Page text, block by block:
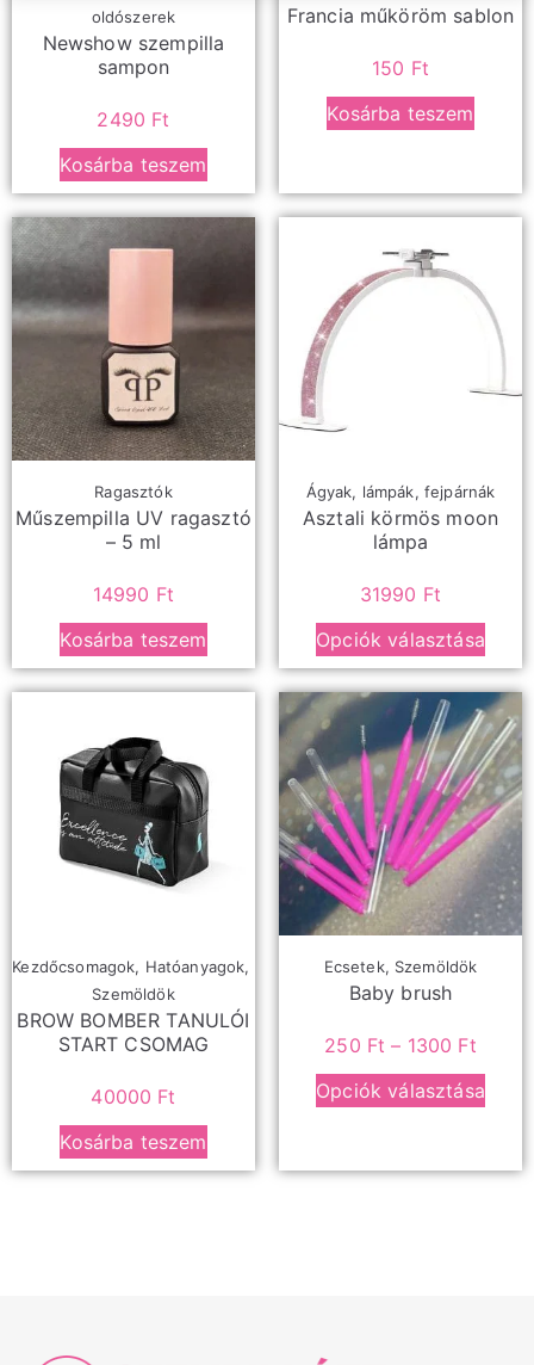
oldószerek
Newshow szempilla
sampon
2490 Ft
Kosárba teszem
Francia műköröm sablon
150 Ft
Kosárba teszem
Ragasztók
Műszempilla UV ragasztó
– 5 ml
14990 Ft
Kosárba teszem
Ágyak, lámpák, fejpárnák
Asztali körmös moon
lámpa
31990 Ft
Opciók választása
Kezdőcsomagok, Hatóanyagok,
Szemöldök
BROW BOMBER TANULÓI
START CSOMAG
40000 Ft
Kosárba teszem
Ecsetek, Szemöldök
Baby brush
250 Ft – 1300 Ft
Opciók választása